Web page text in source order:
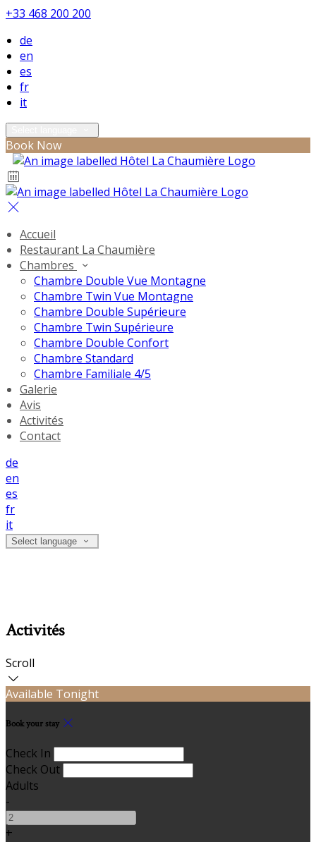
+33 468 200 200
de
en
es
fr
it
Book Now
Accueil
Restaurant La Chaumière
Chambres
Chambre Double Vue Montagne
Chambre Twin Vue Montagne
Chambre Double Supérieure
Chambre Twin Supérieure
Chambre Double Confort
Chambre Standard
Chambre Familiale 4/5
Galerie
Avis
Activités
Contact
de
en
es
fr
it
Select language
Activités
Scroll
Available Tonight
Book your stay
Check In
Check Out
Adults
-
+